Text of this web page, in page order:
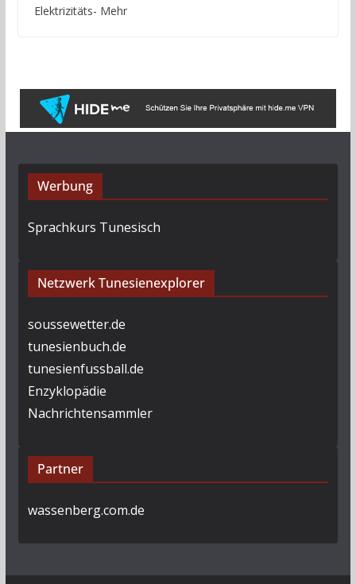
Elektrizitäts- Mehr
Werbung
Sprachkurs Tunesisch
Netzwerk Tunesienexplorer
soussewetter.de
tunesienbuch.de
tunesienfussball.de
Enzyklopädie
Nachrichtensammler
Partner
wassenberg.com.de